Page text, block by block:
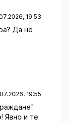
19:53
Да не
19:55
Явно и те